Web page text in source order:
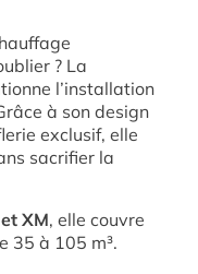
? La
l’installation
à son design
exclusif, elle
sacrifier la
XM, elle couvre
35 à 105 m³.